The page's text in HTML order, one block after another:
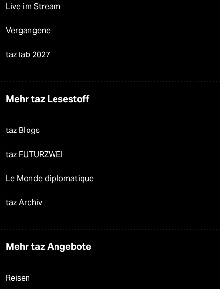
Live im Stream
Vergangene
taz lab 2027
Mehr taz Lesestoff
taz Blogs
taz FUTURZWEI
Le Monde diplomatique
taz Archiv
Mehr taz Angebote
Reisen